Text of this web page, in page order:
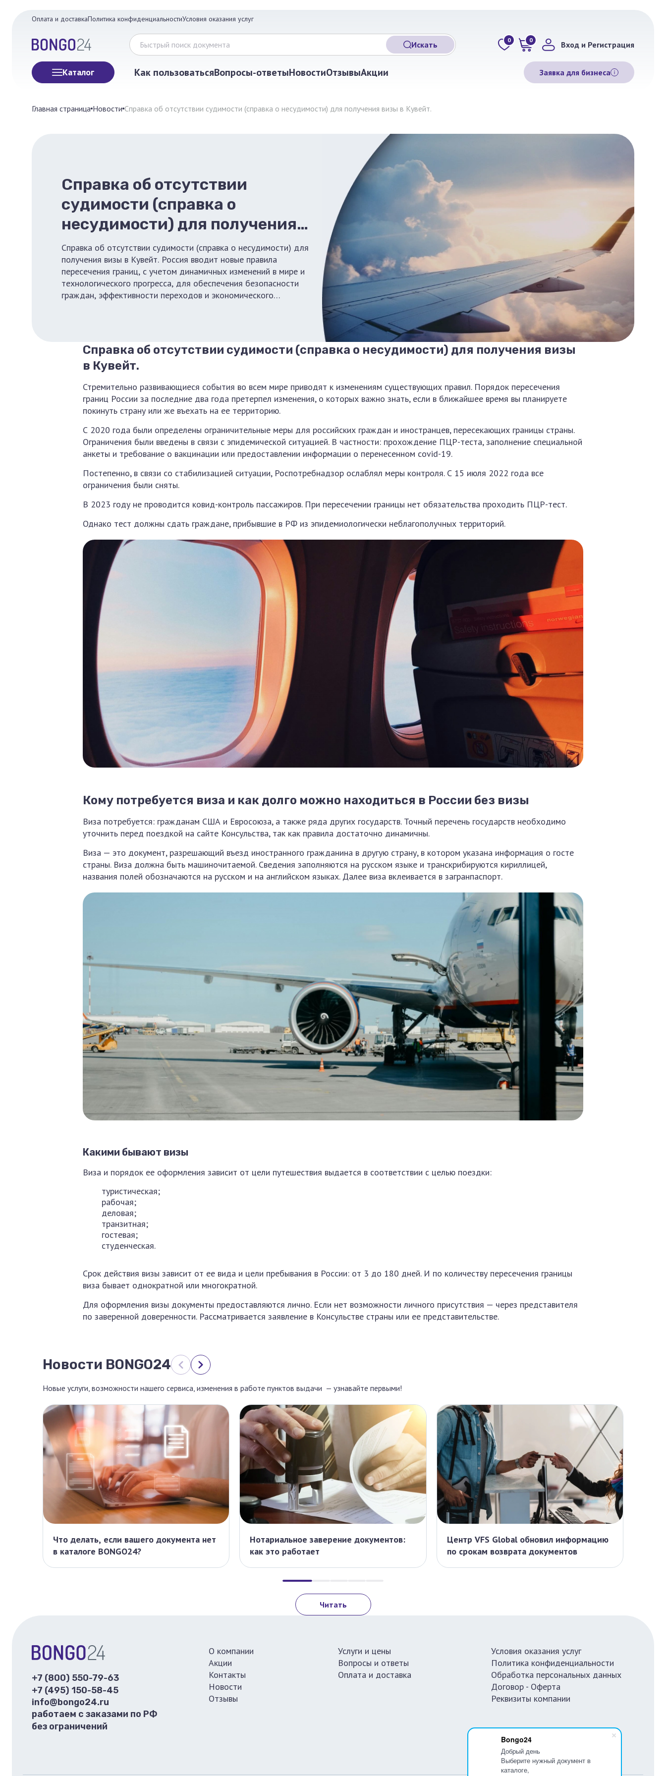
Bongo24
Добрый день
Выберите нужный документ в
каталоге,
Оплата и доставкаПолитика конфиденциальностиУсловия оказания услуг
Искать 0 0 Вход и Регистрация
Каталог Как пользоватьсяВопросы-ответыНовостиОтзывыАкции Заявка для бизнеса
Главная страница Новости Справка об отсутствии судимости (справка о несудимости) для получения визы в Кувейт.
Справка об отсутствии
судимости (справка о
несудимости) для получения
визы в Кувейт.
Справка об отсутствии судимости (справка о несудимости) для
получения визы в Кувейт. Россия вводит новые правила
пересечения границ, с учетом динамичных изменений в мире и
технологического прогресса, для обеспечения безопасности
граждан, эффективности переходов и экономического
Справка об отсутствии судимости (справка о несудимости) для получения визы
в Кувейт.
Стремительно развивающиеся события во всем мире приводят к изменениям существующих правил. Порядок пересечения
границ России за последние два года претерпел изменения, о которых важно знать, если в ближайшее время вы планируете
покинуть страну или же въехать на ее территорию.
С 2020 года были определены ограничительные меры для российских граждан и иностранцев, пересекающих границы страны.
Ограничения были введены в связи с эпидемической ситуацией. В частности: прохождение ПЦР-теста, заполнение специальной
анкеты и требование о вакцинации или предоставлении информации о перенесенном covid-19.
Постепенно, в связи со стабилизацией ситуации, Роспотребнадзор ослаблял меры контроля. С 15 июля 2022 года все
ограничения были сняты.
В 2023 году не проводится ковид-контроль пассажиров. При пересечении границы нет обязательства проходить ПЦР-тест.
Однако тест должны сдать граждане, прибывшие в РФ из эпидемиологически неблагополучных территорий.
Кому потребуется виза и как долго можно находиться в России без визы
Виза потребуется: гражданам США и Евросоюза, а также ряда других государств. Точный перечень государств необходимо
уточнить перед поездкой на сайте Консульства, так как правила достаточно динамичны.
Виза — это документ, разрешающий въезд иностранного гражданина в другую страну, в котором указана информация о госте
страны. Виза должна быть машиночитаемой. Сведения заполняются на русском языке и транскрибируются кириллицей,
названия полей обозначаются на русском и на английском языках. Далее виза вклеивается в загранпаспорт.
Какими бывают визы
Виза и порядок ее оформления зависит от цели путешествия выдается в соответствии с целью поездки:
туристическая;
рабочая;
деловая;
транзитная;
гостевая;
студенческая.
Срок действия визы зависит от ее вида и цели пребывания в России: от 3 до 180 дней. И по количеству пересечения границы
виза бывает однократной или многократной.
Для оформления визы документы предоставляются лично. Если нет возможности личного присутствия — через представителя
по заверенной доверенности. Рассматривается заявление в Консульстве страны или ее представительстве.
Новости BONGO24
Новые услуги, возможности нашего сервиса, изменения в работе пунктов выдачи — узнавайте первыми!
Что делать, если вашего документа нет
в каталоге BONGO24?
Нотариальное заверение документов:
как это работает
Центр VFS Global обновил информацию
по срокам возврата документов
Читать
+7 (800) 550-79-63
+7 (495) 150-58-45
info@bongo24.ru
работаем с заказами по РФ
без ограничений
О компании
Акции
Контакты
Новости
Отзывы
Услуги и цены
Вопросы и ответы
Оплата и доставка
Условия оказания услуг
Политика конфиденциальности
Обработка персональных данных
Договор - Оферта
Реквизиты компании